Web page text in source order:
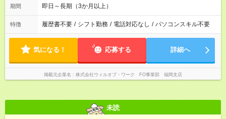
期間 即日～長期（3か月以上）
特徴 履歴書不要 / シフト勤務 / 電話対応なし / パソコンスキル不要
気になる！ 応募する 詳細へ
掲載元企業名 株式会社ウィルオブ・ワーク FO事業部 福岡支店
未読